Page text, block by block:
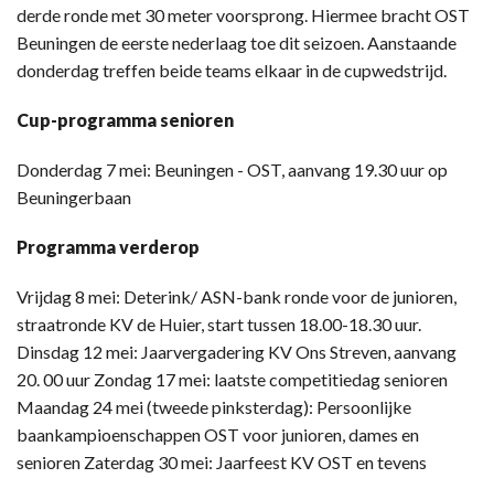
derde ronde met 30 meter voorsprong. Hiermee bracht OST
Beuningen de eerste nederlaag toe dit seizoen. Aanstaande
donderdag treffen beide teams elkaar in de cupwedstrijd.
Cup-programma senioren
Donderdag 7 mei: Beuningen - OST, aanvang 19.30 uur op
Beuningerbaan
Programma verderop
Vrijdag 8 mei: Deterink/ ASN-bank ronde voor de junioren,
straatronde KV de Huier, start tussen 18.00-18.30 uur.
Dinsdag 12 mei: Jaarvergadering KV Ons Streven, aanvang
20. 00 uur Zondag 17 mei: laatste competitiedag senioren
Maandag 24 mei (tweede pinksterdag): Persoonlijke
baankampioenschappen OST voor junioren, dames en
senioren Zaterdag 30 mei: Jaarfeest KV OST en tevens